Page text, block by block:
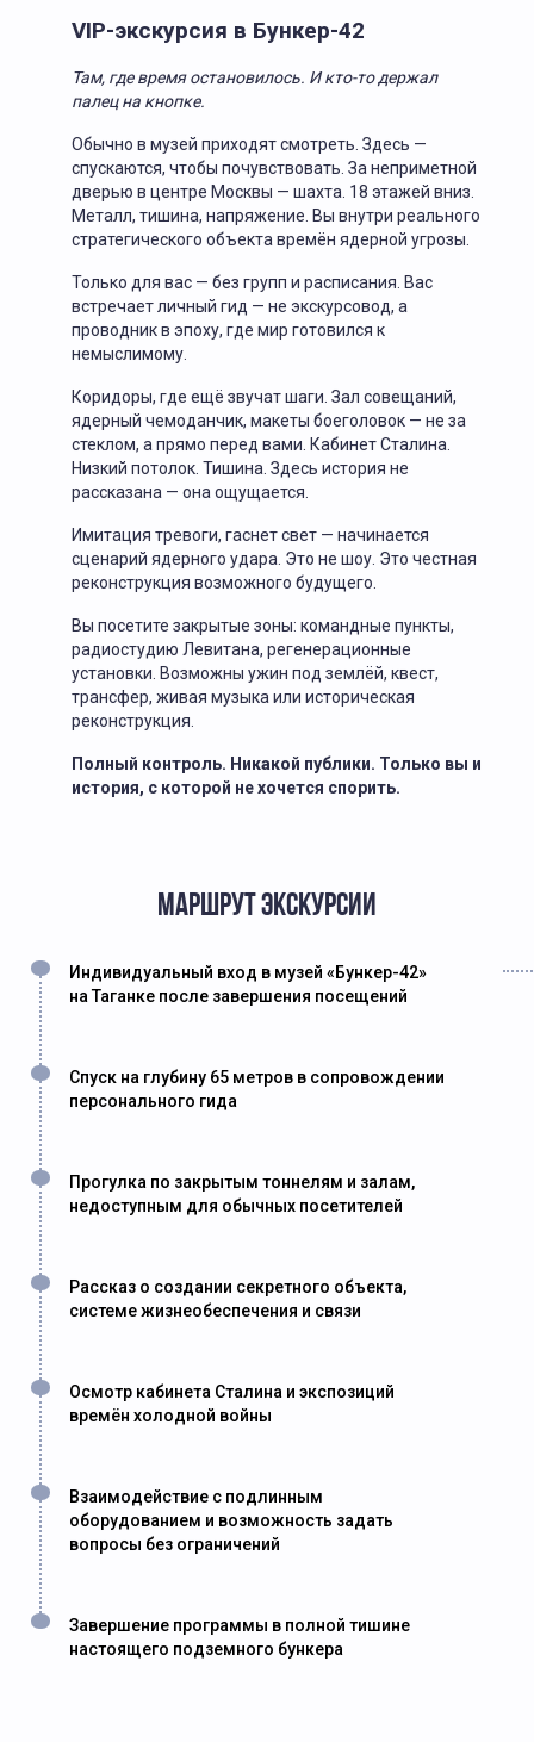
VIP-экскурсия в Бункер-42
Там, где время остановилось. И кто-то держал
палец на кнопке.
Обычно в музей приходят смотреть. Здесь —
спускаются, чтобы почувствовать. За неприметной
дверью в центре Москвы — шахта. 18 этажей вниз.
Металл, тишина, напряжение. Вы внутри реального
стратегического объекта времён ядерной угрозы.
Только для вас — без групп и расписания. Вас
встречает личный гид — не экскурсовод, а
проводник в эпоху, где мир готовился к
немыслимому.
Коридоры, где ещё звучат шаги. Зал совещаний,
ядерный чемоданчик, макеты боеголовок — не за
стеклом, а прямо перед вами. Кабинет Сталина.
Низкий потолок. Тишина. Здесь история не
рассказана — она ощущается.
Имитация тревоги, гаснет свет — начинается
сценарий ядерного удара. Это не шоу. Это честная
реконструкция возможного будущего.
Вы посетите закрытые зоны: командные пункты,
радиостудию Левитана, регенерационные
установки. Возможны ужин под землёй, квест,
трансфер, живая музыка или историческая
реконструкция.
Полный контроль. Никакой публики. Только вы и
история, с которой не хочется спорить.
МАРШРУТ ЭКСКУРСИИ
Индивидуальный вход в музей «Бункер-42»
на Таганке после завершения посещений
Спуск на глубину 65 метров в сопровождении
персонального гида
Прогулка по закрытым тоннелям и залам,
недоступным для обычных посетителей
Рассказ о создании секретного объекта,
системе жизнеобеспечения и связи
Осмотр кабинета Сталина и экспозиций
времён холодной войны
Взаимодействие с подлинным
оборудованием и возможность задать
вопросы без ограничений
Завершение программы в полной тишине
настоящего подземного бункера